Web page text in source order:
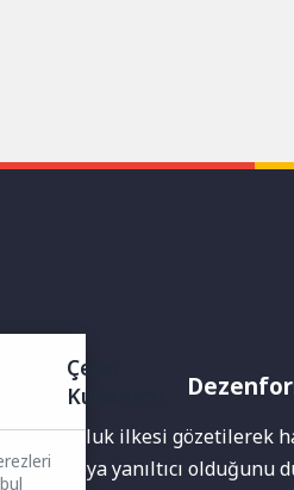
doğruluk ilkesi gözetilerek
veya yanıltıcı
Çerez
Kullanımı